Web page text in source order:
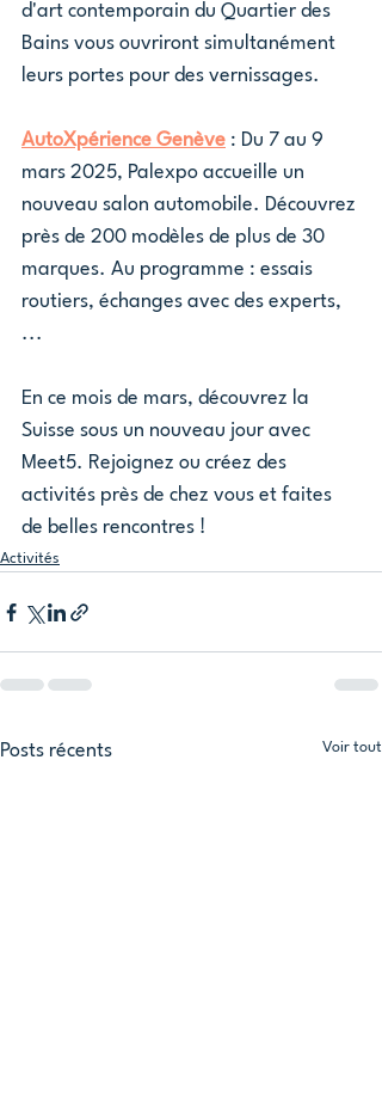
d'art contemporain du Quartier des
Bains vous ouvriront simultanément
leurs portes pour des vernissages.
AutoXpérience Genève : Du 7 au 9
mars 2025, Palexpo accueille un
nouveau salon automobile. Découvrez
près de 200 modèles de plus de 30
marques. Au programme : essais
routiers, échanges avec des experts,
...
En ce mois de mars, découvrez la
Suisse sous un nouveau jour avec
Meet5. Rejoignez ou créez des
activités près de chez vous et faites
de belles rencontres !
Activités
Posts récents Voir tout